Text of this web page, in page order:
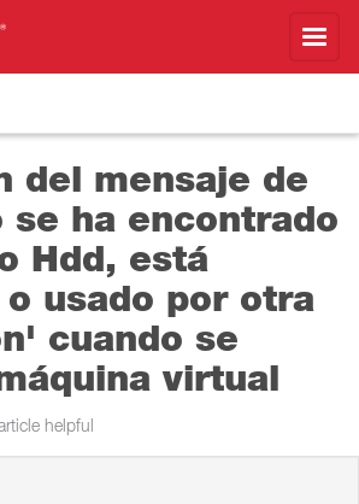
del mensaje de
se ha encontrado
Hdd, está
usado por otra
cuando se
virtual
helpful